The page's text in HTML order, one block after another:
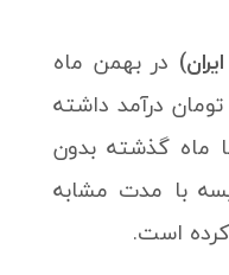
در بهمن ماه
917 میلیارد تومان درآمد داشته
ماه گذشته بدون
با مدت مشابه